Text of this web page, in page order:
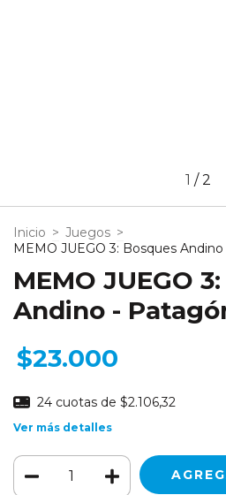
1 /2
Inicio > Juegos >
MEMO JUEGO 3: Bosques
MEMO JUEGO
Andino -
$23.000
24 cuotas de $2.106,32
Ver más detalles